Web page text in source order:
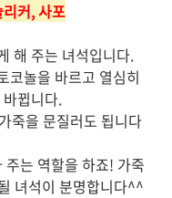
커, 사포
해 주는 녀석입니다.
코놀을 바르고 열심히
뀝니다.
죽을 문질러도 됩니다
는 역할을 하죠! 가죽
녀석이 분명합니다^^